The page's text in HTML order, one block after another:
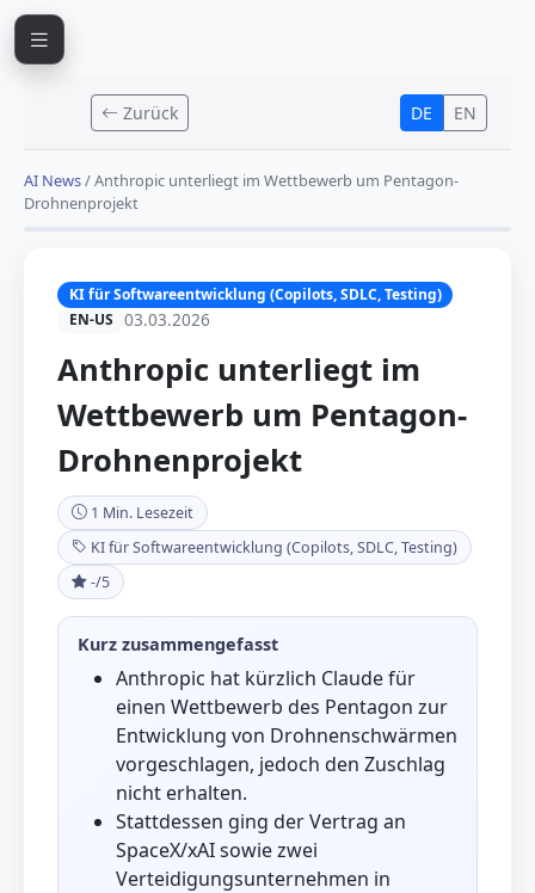
Zurück DE EN
AI News/Anthropic unterliegt im Wettbewerb um Pentagon-
Drohnenprojekt
KI für Softwareentwicklung (Copilots, SDLC, Testing)
EN-US 03.03.2026
Anthropic unterliegt im
Wettbewerb um Pentagon-
Drohnenprojekt
1 Min. Lesezeit
KI für Softwareentwicklung (Copilots, SDLC, Testing)
-/5
Kurz zusammengefasst
Anthropic hat kürzlich Claude für
einen Wettbewerb des Pentagon zur
Entwicklung von Drohnenschwärmen
vorgeschlagen, jedoch den Zuschlag
nicht erhalten.
Stattdessen ging der Vertrag an
SpaceX/xAI sowie zwei
Verteidigungsunternehmen in